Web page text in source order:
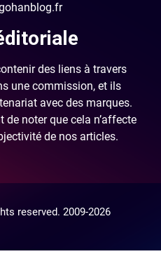
des liens à travers
une commission, et ils
avec des marques.
noter que cela n’affecte
de nos articles.
reserved. 2009-2026